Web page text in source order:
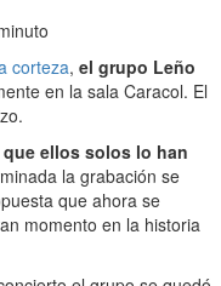
corteza, el grupo Leño
en la sala Caracol. El
ellos solos lo han
la grabación se
que ahora se
momento en la historia